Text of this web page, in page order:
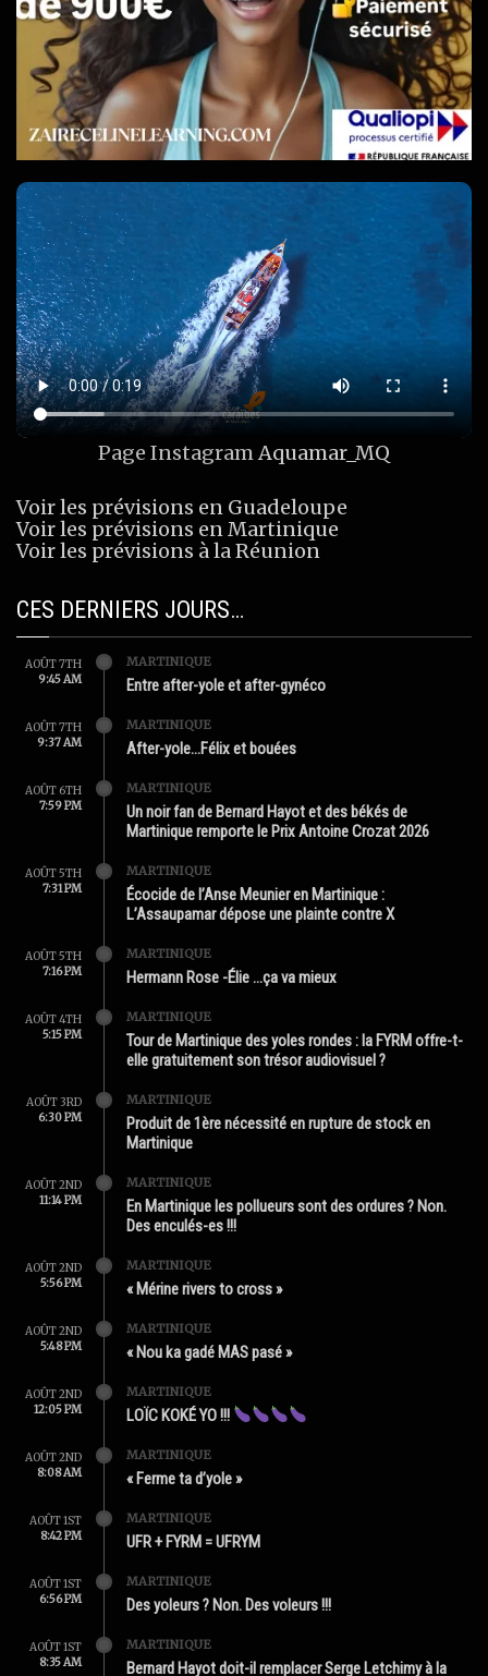
Page InstagramAquamar_MQ
Voir les prévisions en Guadeloupe
Voir les prévisions en Martinique
Voir les prévisions à la Réunion
CES DERNIERS JOURS…
AOÛT 7TH
9:45 AM
MARTINIQUE
Entre after-yole et after-gynéco
AOÛT 7TH
9:37 AM
MARTINIQUE
After-yole…Félix et bouées
AOÛT 6TH
7:59 PM
MARTINIQUE
Un noir fan de Bernard Hayot et des békés de
Martinique remporte le Prix Antoine Crozat 2026
AOÛT 5TH
7:31 PM
MARTINIQUE
Écocide de l’Anse Meunier en Martinique :
L’Assaupamar dépose une plainte contre X
AOÛT 5TH
7:16 PM
MARTINIQUE
Hermann Rose -Élie …ça va mieux
AOÛT 4TH
5:15 PM
MARTINIQUE
Tour de Martinique des yoles rondes : la FYRM offre-t-
elle gratuitement son trésor audiovisuel ?
AOÛT 3RD
6:30 PM
MARTINIQUE
Produit de 1ère nécessité en rupture de stock en
Martinique
AOÛT 2ND
11:14 PM
MARTINIQUE
En Martinique les pollueurs sont des ordures ? Non.
Des enculés-es !!!
AOÛT 2ND
5:56 PM
MARTINIQUE
« Mérine rivers to cross »
AOÛT 2ND
5:48 PM
MARTINIQUE
« Nou ka gadé MAS pasé »
AOÛT 2ND
12:05 PM
MARTINIQUE
LOÏC KOKÉ YO !!!
AOÛT 2ND
8:08 AM
MARTINIQUE
« Ferme ta d’yole »
AOÛT 1ST
8:42 PM
MARTINIQUE
UFR + FYRM = UFRYM
AOÛT 1ST
6:56 PM
MARTINIQUE
Des yoleurs ? Non. Des voleurs !!!
AOÛT 1ST
8:35 AM
MARTINIQUE
Bernard Hayot doit-il remplacer Serge Letchimy à la